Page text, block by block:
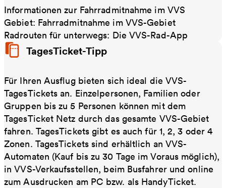
Informationen zur Fahrradmitnahme im VVS
Gebiet: Fahrradmitnahme im VVS-Gebiet
Radrouten für unterwegs: Die VVS-Rad-App
TagesTicket-Tipp
Für Ihren Ausflug bieten sich ideal die VVS-
TagesTickets an. Einzelpersonen, Familien oder
Gruppen bis zu 5 Personen können mit dem
TagesTicket Netz durch das gesamte VVS-Gebiet
fahren. TagesTickets gibt es auch für 1, 2, 3 oder 4
Zonen. TagesTickets sind erhältlich an VVS-
Automaten (Kauf bis zu 30 Tage im Voraus möglich),
in VVS-Verkaufsstellen, beim Busfahrer und online
zum Ausdrucken am PC bzw. als HandyTicket.